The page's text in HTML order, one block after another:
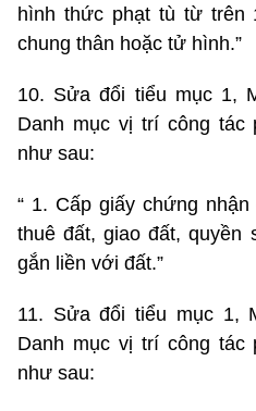
hình thức phạt tù từ trên
chung thân hoặc tử hình.”
10. Sửa đổi tiểu mục 1,
Danh mục vị trí công tác
như sau:
“ 1. Cấp giấy chứng
thuê đất, giao đất,
gắn liền với đất.”
11. Sửa đổi tiểu mục 1,
Danh mục vị trí công tác
như sau: